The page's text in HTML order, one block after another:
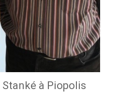
Stanké à Piopolis